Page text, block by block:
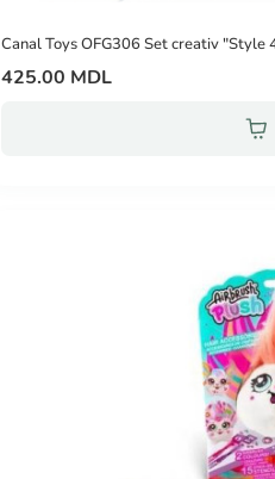
Canal Toys OFG306 Set creativ "Style
425.00 MDL